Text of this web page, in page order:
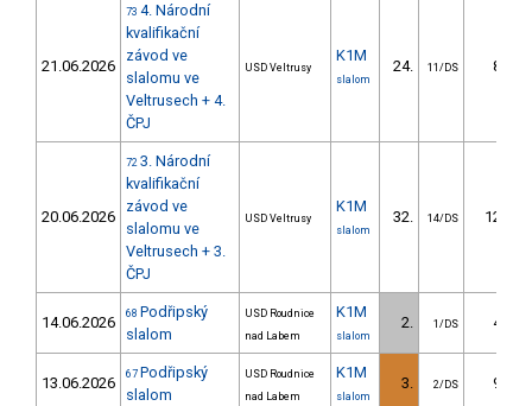
21.06.2026
73 4. Národní
kvalifikační
závod ve
slalomu ve
Veltrusech + 4.
ČPJ
USD Veltrusy
K1M
slalom
24. 11/DS 8.75
20.06.2026
72 3. Národní
kvalifikační
závod ve
slalomu ve
Veltrusech + 3.
ČPJ
USD Veltrusy
K1M
slalom
32. 14/DS 12.08
14.06.2026 68 Podřipský
slalom
USD Roudnice
nad Labem
K1M
slalom
2. 1/DS 4.07
13.06.2026 67 Podřipský
slalom
USD Roudnice
nad Labem
K1M
slalom
3. 2/DS 9.41